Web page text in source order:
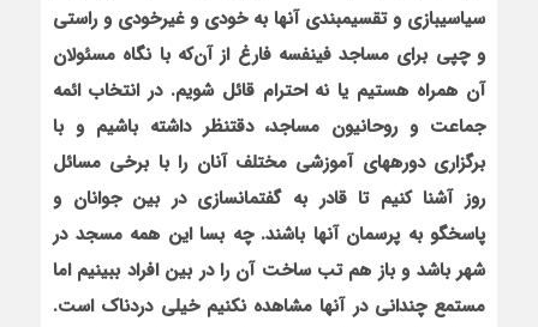
سیاسی‏بازی و تقسیم‏بندی آنها به خودی و غیرخودی و راستی
و چپی برای مساجد فی‏نفسه فارغ از آن‌که با نگاه مسئولان
آن همراه هستیم یا نه احترام قائل شویم. در انتخاب ائمه
جماعت و روحانیون مساجد، دقت‏نظر داشته باشیم و با
برگزاری دوره‏های آموزشی مختلف آنان را با برخی مسائل
روز آشنا کنیم تا قادر به گفتمان‏سازی در بین جوانان و
پاسخگو به پرسمان آنها باشند. چه بسا این همه مسجد در
شهر باشد و باز هم تب ساخت آن را در بین افراد ببینیم اما
مستمع چندانی در آنها مشاهده نکنیم خیلی دردناک است.